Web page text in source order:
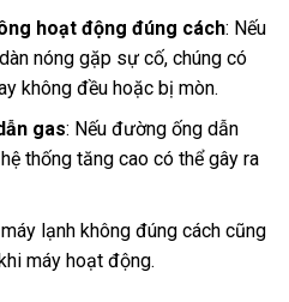
hoạt động đúng cách: Nếu
nóng gặp sự cố, chúng có
không đều hoặc bị mòn.
gas: Nếu đường ống dẫn
thống tăng cao có thể gây ra
lạnh không đúng cách cũng
máy hoạt động.